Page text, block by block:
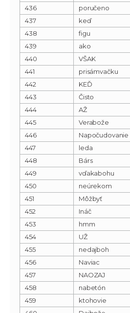
436 poručeno
437
keď
438
figu
439
ako
440
VŠAK
441
prisámvačku
442
KEĎ
443
Čisto
444
AŽ
445
Verabože
446
Napočudovanie
447
leda
448
Bárs
449
vďakabohu
450
neúrekom
451
Môžbyť
452
Ináč
453
hmm
454
UŽ
455
nedajboh
456
Naviac
457
NAOZAJ
458
nabetón
459
ktohovie